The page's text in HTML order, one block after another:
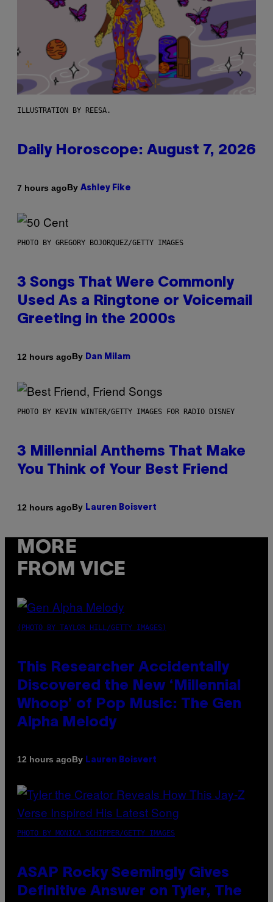
ILLUSTRATION BY REESA.
Daily Horoscope: August 7, 2026
7 hours agoBy Ashley Fike
PHOTO BY GREGORY BOJORQUEZ/GETTY IMAGES
3 Songs That Were Commonly
Used As a Ringtone or Voicemail
Greeting in the 2000s
12 hours agoBy Dan Milam
PHOTO BY KEVIN WINTER/GETTY IMAGES FOR RADIO DISNEY
3 Millennial Anthems That Make
You Think of Your Best Friend
12 hours agoBy Lauren Boisvert
MORE
FROM VICE
(PHOTO BY TAYLOR HILL/GETTY IMAGES)
This Researcher Accidentally
Discovered the New ‘Millennial
Whoop’ of Pop Music: The Gen
Alpha Melody
12 hours agoBy Lauren Boisvert
PHOTO BY MONICA SCHIPPER/GETTY IMAGES
ASAP Rocky Seemingly Gives
Definitive Answer on Tyler, The